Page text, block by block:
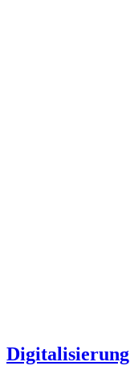
Digitalisierung